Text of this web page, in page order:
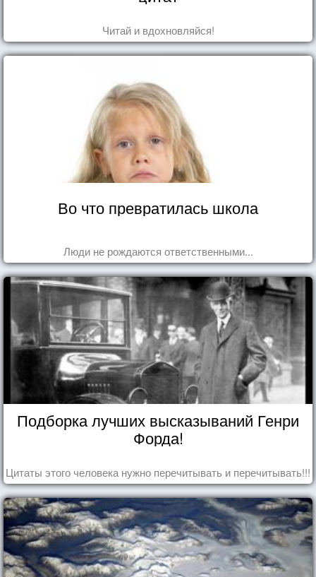
Читай и вдохновляйся!
Во что превратилась школа
Люди не рождаются ответственными...
Подборка лучших высказываний Генри
Форда!
Цитаты этого человека нужно перечитывать и перечитывать!!!